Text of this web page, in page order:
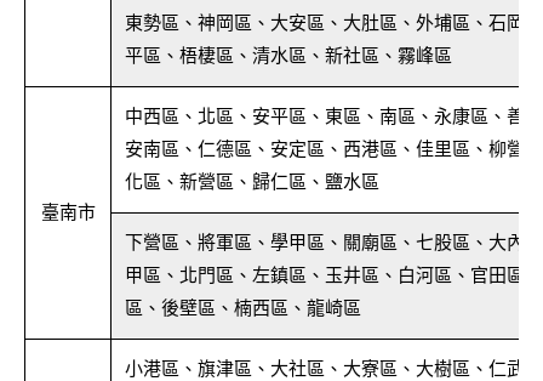
東勢區、神岡區、大安區、大肚區、外埔區、石岡
平區、梧棲區、清水區、新社區、霧峰區
臺南市
中西區、北區、安平區、東區、南區、永康區、善
安南區、仁德區、安定區、西港區、佳里區、柳營
化區、新營區、歸仁區、鹽水區
下營區、將軍區、學甲區、關廟區、七股區、大內
甲區、北門區、左鎮區、玉井區、白河區、官田區
區、後壁區、楠西區、龍崎區
小港區、旗津區、大社區、大寮區、大樹區、仁武